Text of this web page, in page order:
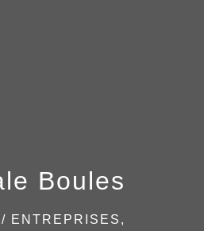
Boules
/ ENTREPRISES,